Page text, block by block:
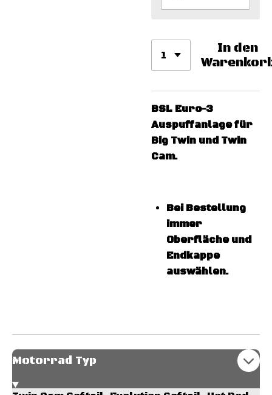
In den
BSL Euro-3
Auspuffanlage für
Big Twin und Twin
Cam.
Bei Bestellung
immer
Oberfläche und
Endkappe
auswählen.
Motorrad Typ